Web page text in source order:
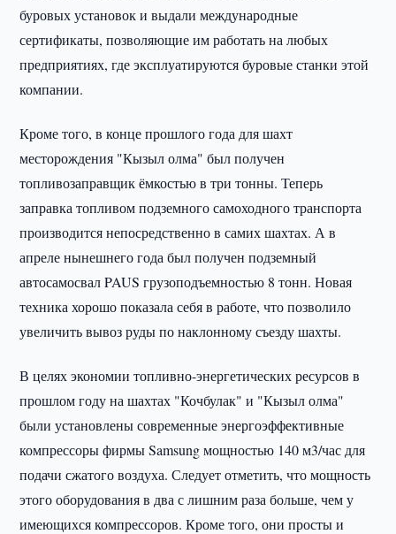
буровых установок и выдали международные
сертификаты, позволяющие им работать на любых
предприятиях, где эксплуатируются буровые станки этой
компании.
Кроме того, в конце прошлого года для шахт
месторождения "Кызыл олма" был получен
топливозаправщик ёмкостью в три тонны. Теперь
заправка топливом подземного самоходного транспорта
производится непосредственно в самих шахтах. А в
апреле нынешнего года был получен подземный
автосамосвал PAUS грузоподъемностью 8 тонн. Новая
техника хорошо показала себя в работе, что позволило
увеличить вывоз руды по наклонному съезду шахты.
В целях экономии топливно-энергетических ресурсов в
прошлом году на шахтах "Кочбулак" и "Кызыл олма"
были установлены современные энергоэффективные
компрессоры фирмы Samsung мощностью 140 м3/час для
подачи сжатого воздуха. Следует отметить, что мощность
этого оборудования в два с лишним раза больше, чем у
имеющихся компрессоров. Кроме того, они просты и